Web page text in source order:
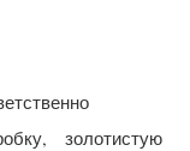
золотистую